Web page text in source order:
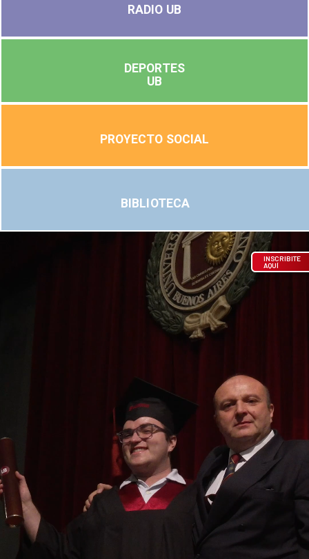
RADIO UB
DEPORTES
UB
PROYECTO SOCIAL
BIBLIOTECA
INSCRIBITE
AQUÍ